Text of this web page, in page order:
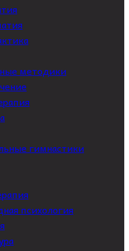
методики
гимнастики
психология